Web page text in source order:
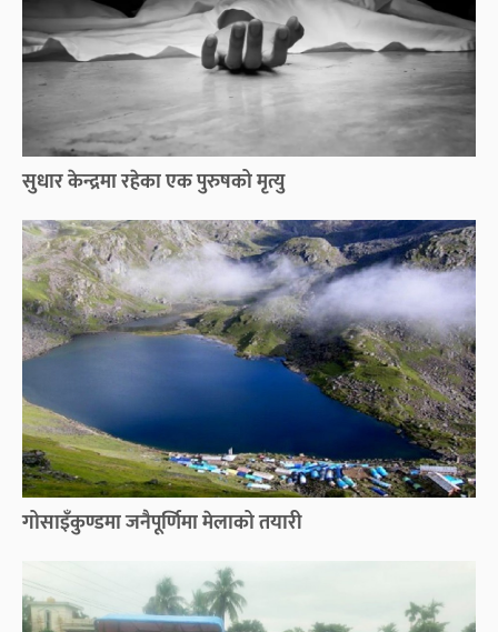
सुधार केन्द्रमा रहेका एक पुरुषको मृत्यु
गोसाइँकुण्डमा जनैपूर्णिमा मेलाको तयारी